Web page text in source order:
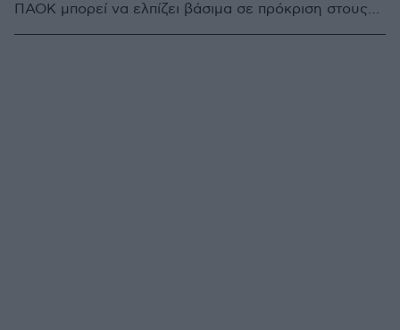
ΠΑΟΚ μπορεί να ελπίζει βάσιμα σε πρόκριση στους